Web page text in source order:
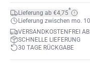
Lieferung ab €4,75*
Lieferung zwischen mo.
VERSANDKOSTENFREI
SCHNELLE LIEFERUNG
30 TAGE RÜCKGABE